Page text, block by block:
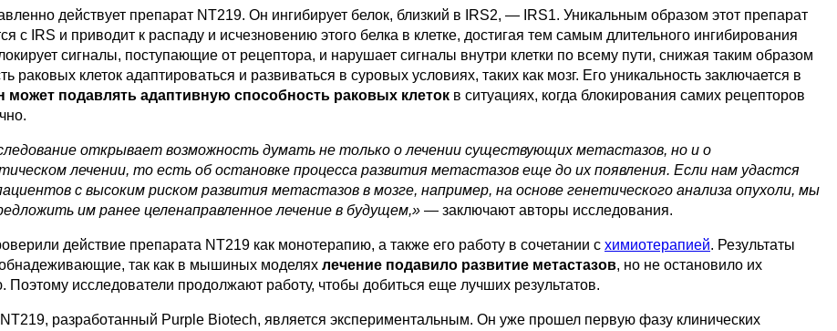
действует препарат NT219. Он ингибирует белок, близкий в IRS2, — IRS1. Уникальным образом этот препарат
с IRS и приводит к распаду и исчезновению этого белка в клетке, достигая тем самым длительного ингибирования
сигналы, поступающие от рецептора, и нарушает сигналы внутри клетки по всему пути, снижая таким образом
раковых клеток адаптироваться и развиваться в суровых условиях, таких как мозг. Его уникальность заключается в
может подавлять адаптивную способность раковых клеток в ситуациях, когда блокирования самих рецепторов
открывает возможность думать не только о лечении существующих метастазов, но и о
лечении, то есть об остановке процесса развития метастазов еще до их появления. Если нам удастся
с высоким риском развития метастазов в мозге, например, на основе генетического анализа опухоли, мы
им ранее целенаправленное лечение в будущем,» — заключают авторы исследования.
действие препарата NT219 как монотерапию, а также его работу в сочетании с химиотерапией. Результаты
так как в мышиных моделях лечение подавило развитие метастазов, но не остановило их
Поэтому исследователи продолжают работу, чтобы добиться еще лучших результатов.
разработанный Purple Biotech, является экспериментальным. Он уже прошел первую фазу клинических